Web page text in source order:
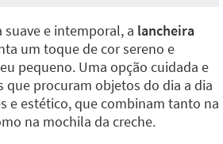
e intemporal, a lancheira
um toque de cor sereno e
pequeno. Uma opção cuidada e
que procuram objetos do dia a dia
e estético, que combinam tanto na
na mochila da creche.